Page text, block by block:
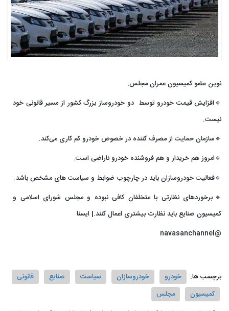
نوین عضو کمیسیون عمران مجلس:
🔹افزایش قیمت خودرو توسط دو خودروساز بزرگ کشور از مسیر قانونی خود
نیست.
🔹سازمان حمایت از مصرف کننده در خصوص خودرو کم کاری می‌کند.
🔹امروز هم خریدار و هم فروشنده خودرو ناراضی است.
🔹فعالیت خودروسازان باید در چارچوب ضوابط و سیاست های مشخص باشد.
🔹برخوردهای نظارتی با متخلفان کافی نبوده و مجلس شورای اسلامی و
کمیسیون صنایع باید نظارت بیشتری اعمال کنند.| ایسنا
@navasanchannel
برچسب ها: خودرو خودروسازان سیاست صنایع
قانونی
کمیسیون
مجلس